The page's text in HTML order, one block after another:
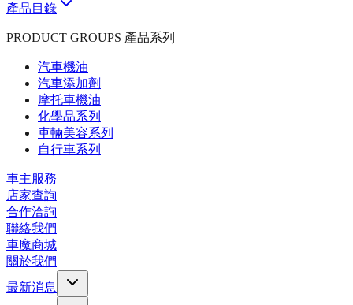
產品目錄
PRODUCT GROUPS 產品系列
汽車機油
汽車添加劑
摩托車機油
化學品系列
車輛美容系列
自行車系列
車主服務
店家查詢
合作洽詢
聯絡我們
車魔商城
關於我們
最新消息